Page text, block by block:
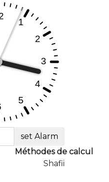
set Alarm
Méthodes de calcul
Shafii